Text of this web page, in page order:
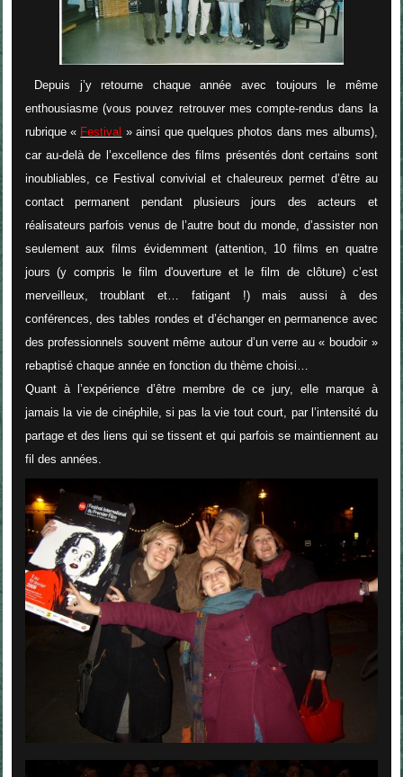
Depuis j’y retourne chaque année avec toujours le même
enthousiasme (vous pouvez retrouver mes compte-rendus dans la
rubrique « Festival » ainsi que quelques photos dans mes albums),
car au-delà de l’excellence des films présentés dont certains sont
inoubliables, ce Festival convivial et chaleureux permet d’être au
contact permanent pendant plusieurs jours des acteurs et
réalisateurs parfois venus de l’autre bout du monde, d’assister non
seulement aux films évidemment (attention, 10 films en quatre
jours (y compris le film d'ouverture et le film de clôture) c’est
merveilleux, troublant et… fatigant !) mais aussi à des
conférences, des tables rondes et d’échanger en permanence avec
des professionnels souvent même autour d’un verre au « boudoir »
rebaptisé chaque année en fonction du thème choisi…
Quant à l’expérience d’être membre de ce jury, elle marque à
jamais la vie de cinéphile, si pas la vie tout court, par l’intensité du
partage et des liens qui se tissent et qui parfois se maintiennent au
fil des années.